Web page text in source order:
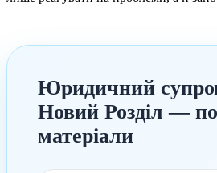
Юридичний
Новий Розділ —
матеріали